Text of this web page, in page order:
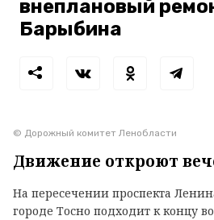
внеплановый
Барыбина
© Дорожный комитет Ленобласти
Движение откроют
На пересечении проспекта
городе Тосно подходит к концу